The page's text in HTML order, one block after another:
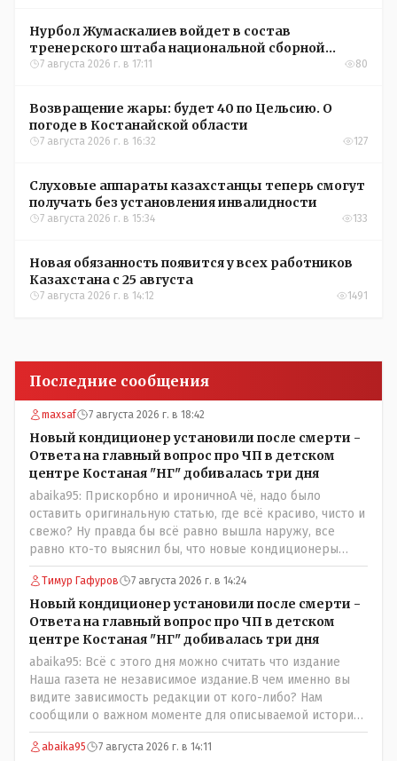
Нурбол Жумаскалиев войдет в состав
тренерского штаба национальной сборной
Казахстана по футболу
7 августа 2026 г. в 17:11 80
Возвращение жары: будет 40 по Цельсию. О
погоде в Костанайской области
7 августа 2026 г. в 16:32 127
Слуховые аппараты казахстанцы теперь смогут
получать без установления инвалидности
7 августа 2026 г. в 15:34 133
Новая обязанность появится у всех работников
Казахстана с 25 августа
7 августа 2026 г. в 14:12 1491
Последние сообщения
maxsaf 7 августа 2026 г. в 18:42
Новый кондиционер установили после смерти -
Ответа на главный вопрос про ЧП в детском
центре Костаная "НГ" добивалась три дня
abaika95: Прискорбно и ироничноА чё, надо было
оставить оригинальную статью, где всё красиво, чисто и
свежо? Ну правда бы всё равно вышла наружу, все
равно кто-то выяснил бы, что новые кондиционеры
установлены ПОСЛЕ смерти ребенка. Или тебе такой
вариант не нравится? Ты вообще на чьей стороне в этой
истории? Прискорбно и иронично то, что кондиционеры
заменили после происшествия, и уже после этого
пустили журналистов посмотреть, типа у нас всё
хорошо, смотрите, мальчик просто больной был.
Тимур Гафуров 7 августа 2026 г. в 14:24
Новый кондиционер установили после смерти -
Ответа на главный вопрос про ЧП в детском
центре Костаная "НГ" добивалась три дня
abaika95: Всё с этого дня можно считать что издание
Наша газета не независимое издание.В чем именно вы
видите зависимость редакции от кого-либо? Нам
сообщили о важном моменте для описываемой истории.
И редакция отреагировала бы дополнительным
исследованием на такие вопрос от любого читателя.
abaika95 7 августа 2026 г. в 14:11